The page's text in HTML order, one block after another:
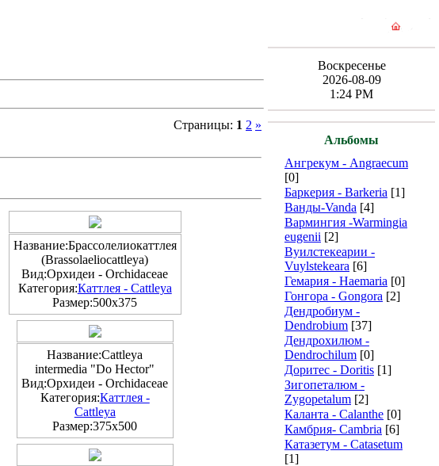
Страницы: 1 2 »
Название:Брассолелиокаттлея
(Brassolaeliocattleya)
Вид:Орхидеи - Orchidaceae
Категория:Каттлея - Cattleya
Размер:500x375
Название:Cattleya
intermedia "Do Hector"
Вид:Орхидеи - Orchidaceae
Категория:Каттлея -
Cattleya
Размер:375x500
Воскресенье
2026-08-09
1:24 PM
Альбомы
Ангрекум - Angraecum
[0]
Баркерия - Barkeria [1]
Ванды-Vanda [4]
Вармингия -Warmingia
eugenii [2]
Вуилстекеарии -
Vuylstekeara [6]
Гемария - Haemaria [0]
Гонгора - Gongora [2]
Дендробиум -
Dendrobium [37]
Дендрохилюм -
Dendrochilum [0]
Доритес - Doritis [1]
Зигопеталюм -
Zygopetalum [2]
Каланта - Calanthe [0]
Камбрия- Cambria [6]
Катазетум - Catasetum
[1]